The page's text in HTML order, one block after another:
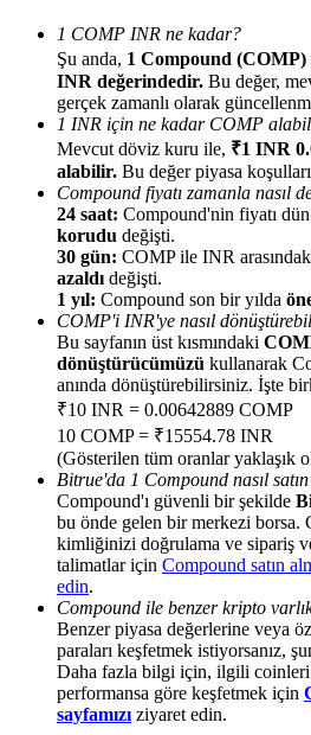
Yönlendirme
Arkadaşını davet et, nakit ödüller
Deposit CASHCAT & Win
Deposit CASHCAT & Win
Share 500000 CASHCAT prize
Exclusive for BitMart Users
Register & Trade to Win
Precious Metals Trading Carnival
1 COMP INR ne kadar?
Şu anda, 1 Compound (COMP)
INR değerindedir. Bu değer,
gerçek zamanlı olarak
1 INR için ne kadar COMP
Mevcut döviz kuru ile, ₹1 INR
alabilir. Bu değer piyasa
Compound fiyatı zamanla nasıl
24 saat: Compound'nin fiyatı
korudu değişti.
30 gün: COMP ile INR
azaldı değişti.
1 yıl: Compound son bir yılda
COMP'i INR'ye nasıl
Bu sayfanın üst kısmındaki
dönüştürücümüzü kullanarak
anında dönüştürebilirsiniz. İşte
₹10 INR = 0.00642889 COMP
10 COMP = ₹15554.78 INR
(Gösterilen tüm oranlar yaklaşık
Bitrue'da 1 Compound nasıl satın
Compound'ı güvenli bir şekilde
bu önde gelen bir merkezi borsa.
kimliğinizi doğrulama ve sipariş
talimatlar için Compound satın
edin.
Compound ile benzer kripto
Benzer piyasa değerlerine veya
paraları keşfetmek istiyorsanız,
Daha fazla bilgi için, ilgili
performansa göre keşfetmek için
sayfamızı ziyaret edin.